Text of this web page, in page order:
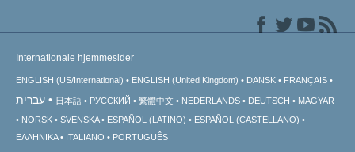
Internationale hjemmesider
ENGLISH (US/International) ENGLISH (United Kingdom) DANSK FRANÇAIS
עברית 日本語 РУССКИЙ 繁體中文 NEDERLANDS DEUTSCH
MAGYAR
NORSK
SVENSKA ESPAÑOL (LATINO)
ESPAÑOL (CASTELLANO)
ΕΛΛΗΝΙΚA
ITALIANO PORTUGUÊS